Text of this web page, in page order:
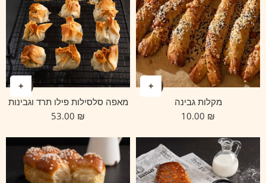
מקלות גבינה
₪
מאפה סלסילות פילו תרד וגבינות
₪